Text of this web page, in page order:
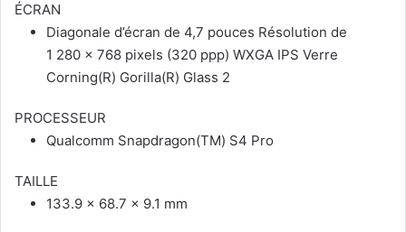
ÉCRAN
Diagonale d’écran de 4,7 pouces Résolution de
1 280 x 768 pixels (320 ppp) WXGA IPS Verre
Corning(R) Gorilla(R) Glass 2
PROCESSEUR
Qualcomm Snapdragon(TM) S4 Pro
TAILLE
133.9 x 68.7 x 9.1 mm